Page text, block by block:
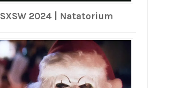
SXSW 2024 | Natatorium